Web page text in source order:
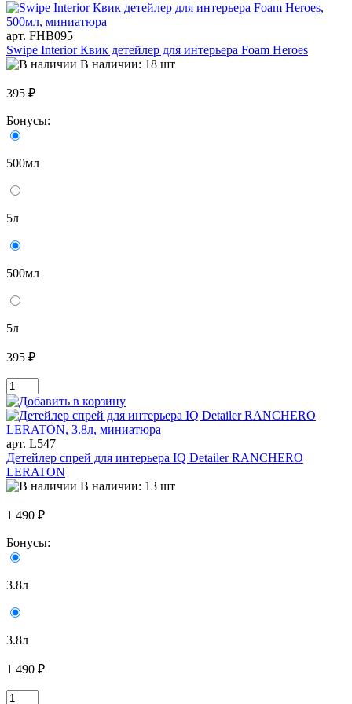
арт. FHB095
Swipe Interior Квик детейлер для интерьера Foam Heroes
В наличии: 18 шт
395 ₽
Бонусы:
500мл
5л
500мл
5л
395 ₽
арт. L547
Детейлер спрей для интерьера IQ Detailer RANCHERO
LERATON
В наличии: 13 шт
1 490 ₽
Бонусы:
3.8л
3.8л
1 490 ₽